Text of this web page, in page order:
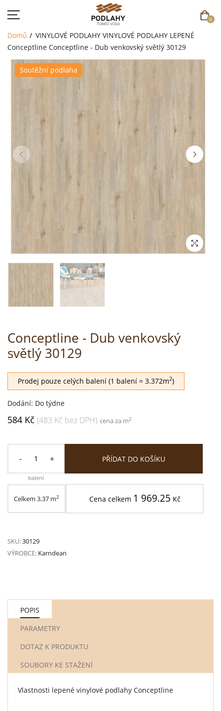
0
AKCE
CENÍK
REFERENCE
KONTAKT
Domů VINYLOVÉ PODLAHY VINYLOVÉ PODLAHY LEPENÉ
Conceptline Conceptline - Dub venkovský světlý 30129
Soutěžní podlaha
Conceptline - Dub venkovský
světlý 30129
Prodej pouze celých balení (1 balení = 3.372m2)
Dodání: Do týdne
584 Kč (483 Kč bez DPH) cena za m2
- +
balení
PŘÍDAT DO KOŠÍKU
Celkem 3.37 m2 Cena celkem 1 969.25 Kč
SKU:30129
VÝROBCE: Karndean
POPIS
PARAMETRY
DOTAZ K PRODUKTU
SOUBORY KE STAŽENÍ
Vlastnosti lepené vinylové podlahy Conceptline